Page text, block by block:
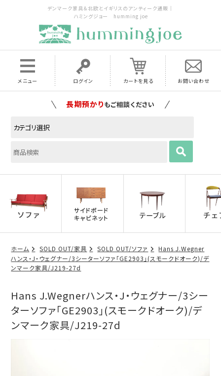
デンマーク家具＆北欧とイギリスのアンティーク通販｜
ハミングジョー humming joe
メニュー ログイン カートを見る お問い合わせ
家具の配送料は全国当店で負担いたします
ホーム SOLD OUT/家具 SOLD OUT/ソファ
Hans J.Wegner
ハンス・J・ウェグナー/3シーターソファ「GE2903」(スモークドオーク)/デ
ンマーク家具/J219-27d
Hans J.Wegnerハンス・J・ウェグナー/3シー
ターソファ「GE2903」(スモークドオーク)/デ
ンマーク家具/J219-27d